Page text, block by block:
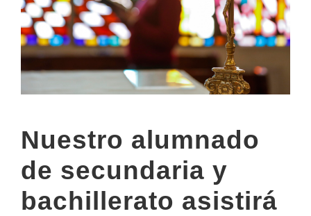
Nuestro alumnado
de secundaria y
bachillerato asistirá